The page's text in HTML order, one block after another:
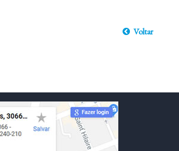
Voltar